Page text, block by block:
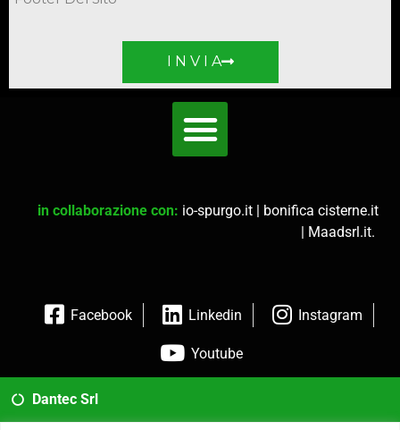
I N V I A
in collaborazione con: io-spurgo.it | bonifica cisterne.it
| Maadsrl.it.
Facebook Linkedin Instagram
Youtube
Dantec Srl